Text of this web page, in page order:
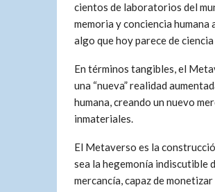
cientos de laboratorios del
memoria y conciencia
algo que hoy parece de
En términos tangibles, el
una “nueva” realidad
humana, creando un nuevo
inmateriales.
El Metaverso es la
sea la hegemonía indiscutible
mercancía, capaz de